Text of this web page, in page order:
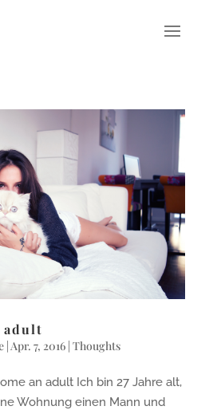
adult
| Apr. 7, 2016| Thoughts
adult Ich bin 27 Jahre alt,
Wohnung einen Mann und